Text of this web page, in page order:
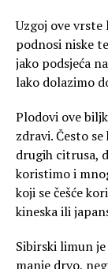
Uzgoj ove vrste
podnosi niske
jako podsjeća
lako dolazimo
Plodovi ove
zdravi. Često
drugih citrusa,
koristimo i
koji se češće
kineska ili
Sibirski limun
manje drvo,